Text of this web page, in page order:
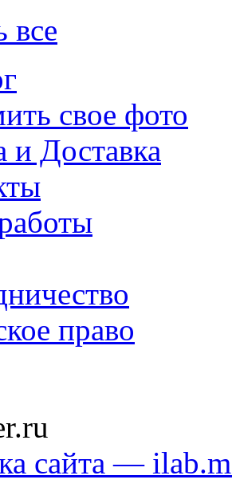
все
свое фото
и Доставка
право
сайта —